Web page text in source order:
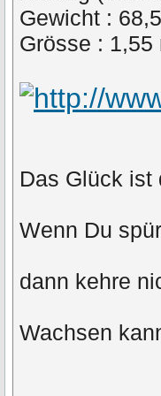
Gewicht :
Grösse : 1,55
Das Glück ist
Wenn Du
dann kehre
Wachsen